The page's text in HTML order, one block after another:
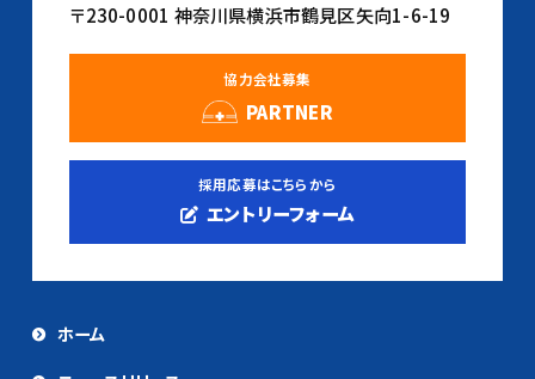
〒230-0001 神奈川県横浜市鶴見区矢向1-6-19
協力会社募集
PARTNER
採用応募はこちらから
エントリーフォーム
ホーム